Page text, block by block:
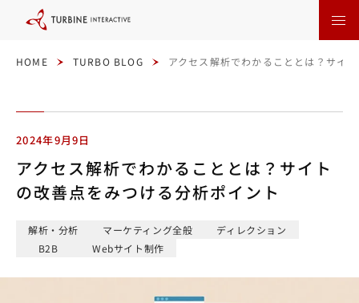
HOME TURBO BLOG アクセス解析でわかることとは？サイ
2024年9月9日
アクセス解析でわかることとは？サイト
の改善点をみつける分析ポイント
解析・分析 マーケティング全般
ディレクション
B2B
Webサイト制作